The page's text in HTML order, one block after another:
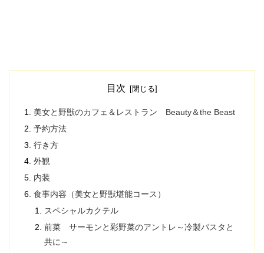
目次
美女と野獣のカフェ＆レストラン Beauty＆the Beast
予約方法
行き方
外観
内装
食事内容（美女と野獣堪能コース）
スペシャルカクテル
前菜 サーモンと彩野菜のアントレ～冷製パスタと
共に～